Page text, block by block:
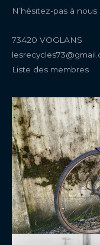
N’hésitez-pas à
73420 VOGLANS
Liste des membres